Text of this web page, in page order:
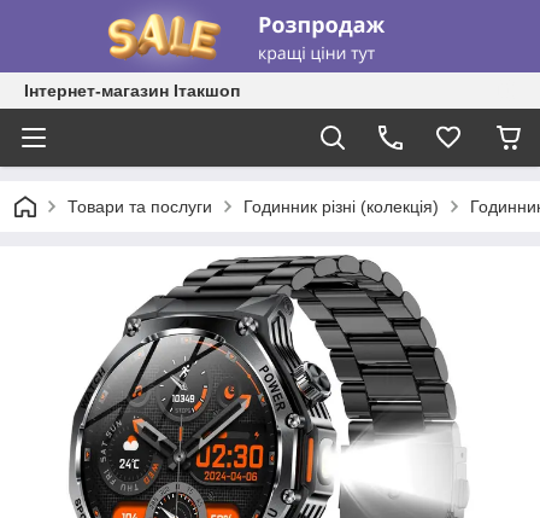
Інтернет-магазин Ітакшоп
Товари та послуги Годинник різні (колекція)